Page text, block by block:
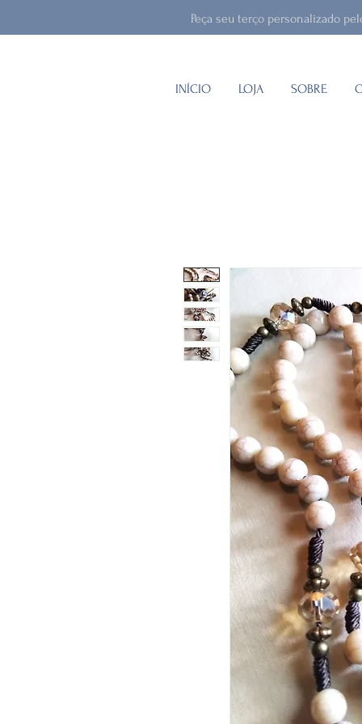
Peça seu terço personalizado
INÍCIO LOJA SOBRE